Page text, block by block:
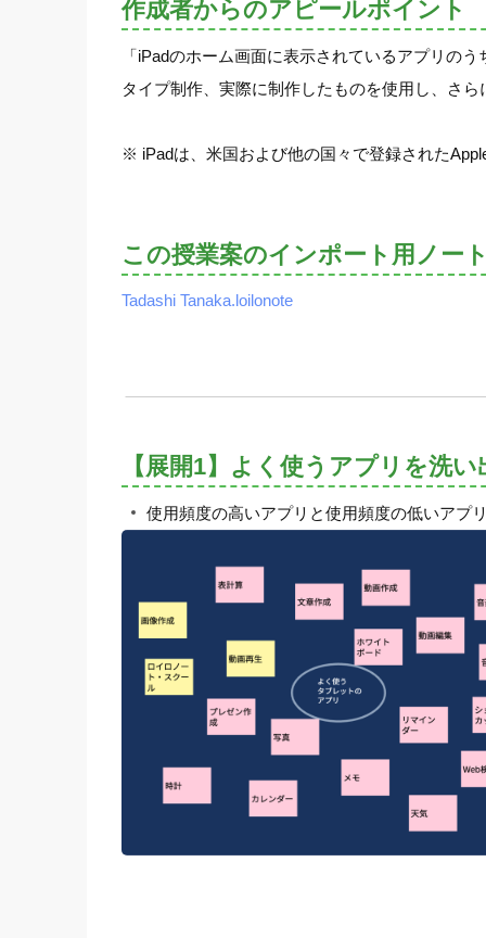
作成者からのアピールポイント
「iPadのホーム画面に表示されているアプリの
タイプ制作、実際に制作したものを使用し、さ
※ iPadは、米国および他の国々で登録された
この授業案のインポート用ノー
Tadashi Tanaka.loilonote
【展開1】よく使うアプリを洗い
使用頻度の高いアプリと使用頻度の低いアプ